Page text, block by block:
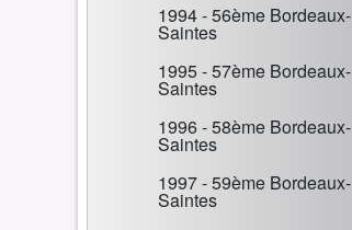
1994 - 56ème Bordeaux-
Saintes
1995 - 57ème Bordeaux-
Saintes
1996 - 58ème Bordeaux-
Saintes
1997 - 59ème Bordeaux-
Saintes